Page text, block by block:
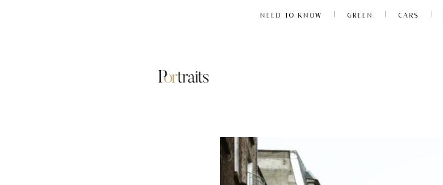
NEED TO KNOW GREEN CARS